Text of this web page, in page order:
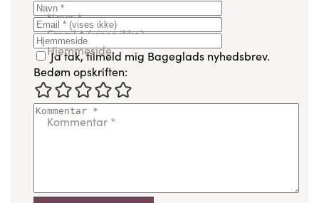
Navn*
Email*(vises ikke)
Hjemmeside
Ja tak, tilmeld mig Bageglads nyhedsbrev.
Bedøm opskriften:
Kommentar *